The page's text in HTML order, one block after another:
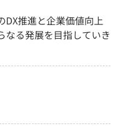
DX推進と企業価値向上
なる発展を目指していき